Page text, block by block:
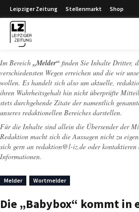
Leipziger Zeitung Stellenmarkt Shop
Im Bereich „Melder“ finden Sie Inhalte Dritter,
verschiedensten Wegen erreichen und die wir
wollen. Es handelt sich also um aktuelle,
ihren Wahrheitsgehalt hin nicht überprüfte
stets durchgehende Zitate der namentlich
unseres redaktionellen Bereiches darstellen.
Für die Inhalte sind allein die Übersender der
Redaktion macht sich die Aussagen nicht zu
sich gern an redaktion@l-iz.de oder kontaktieren
Informationen.
Melder Wortmelder
Die „Babybox“ kommt in